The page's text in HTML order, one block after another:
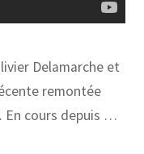
Delamarche et
remontée
En cours depuis …